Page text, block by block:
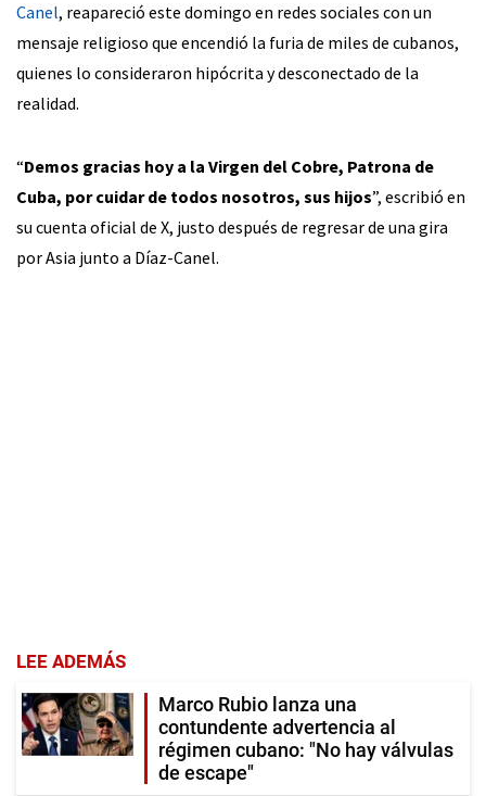
Canel, reapareció este domingo en redes sociales con un
mensaje religioso que encendió la furia de miles de cubanos,
quienes lo consideraron hipócrita y desconectado de la
realidad.
“Demos gracias hoy a la Virgen del Cobre, Patrona de
Cuba, por cuidar de todos nosotros, sus hijos”, escribió en
su cuenta oficial de X, justo después de regresar de una gira
por Asia junto a Díaz-Canel.
LEE ADEMÁS
Marco Rubio lanza una
contundente advertencia al
régimen cubano: "No hay válvulas
de escape"